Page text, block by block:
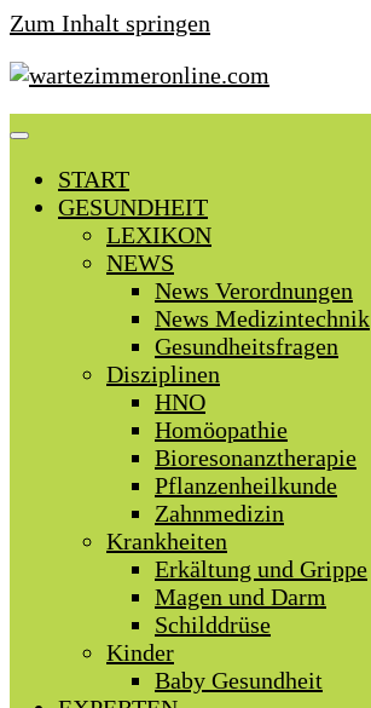
Zum Inhalt springen
START
GESUNDHEIT
LEXIKON
NEWS
News Verordnungen
News Medizintechnik
Gesundheitsfragen
Disziplinen
HNO
Homöopathie
Bioresonanztherapie
Pflanzenheilkunde
Zahnmedizin
Krankheiten
Erkältung und Grippe
Magen und Darm
Schilddrüse
Kinder
Baby Gesundheit